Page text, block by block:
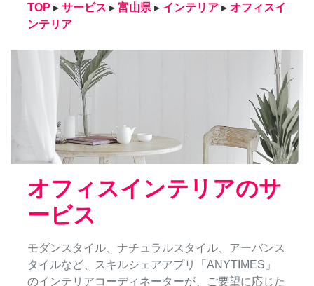
TOP ▸ サービス ▸ 富山県 ▸ インテリア ▸ オフィスイ
ンテリア
オフィスインテリアのサ
ービス
モダンスタイル、ナチュラルスタイル、アーバンス
タイルなど、スキルシェアアプリ「ANYTIMES」
のインテリアコーディネーターが、ご要望に応じた